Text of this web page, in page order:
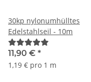
30kp nylonumhülltes
Edelstahlseil - 10m
11,90 € *
1,19 € pro 1 m